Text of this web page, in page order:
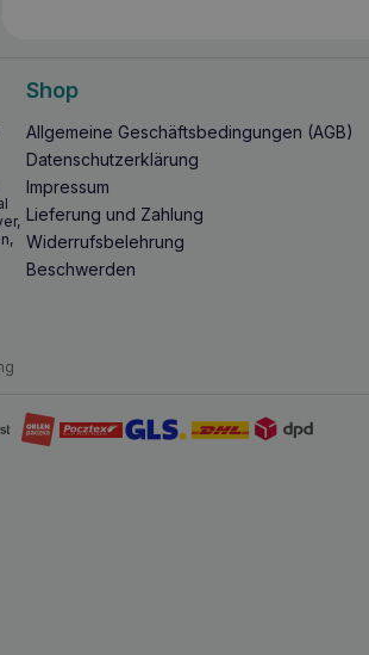
Shop
Allgemeine Geschäftsbedingungen (AGB)
Datenschutzerklärung
Impressum
Lieferung und Zahlung
Widerrufsbelehrung
Beschwerden